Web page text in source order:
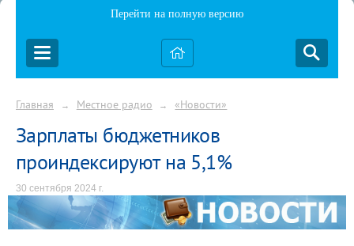
Перейти на полную версию
Главная → Местное радио → «Новости»
Зарплаты бюджетников
проиндексируют на 5,1%
30 сентября 2024 г.